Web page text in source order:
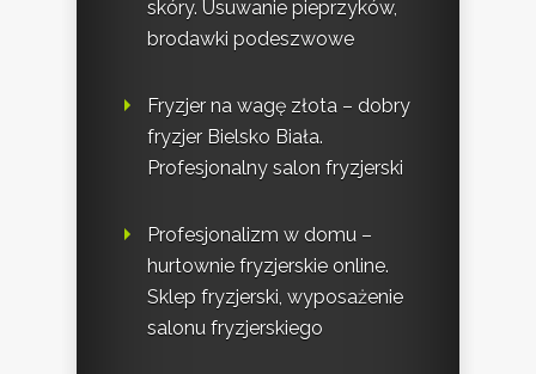
skóry. Usuwanie pieprzyków,
brodawki podeszwowe
Fryzjer na wagę złota – dobry
fryzjer Bielsko Biała.
Profesjonalny salon fryzjerski
Profesjonalizm w domu –
hurtownie fryzjerskie online.
Sklep fryzjerski, wyposażenie
salonu fryzjerskiego